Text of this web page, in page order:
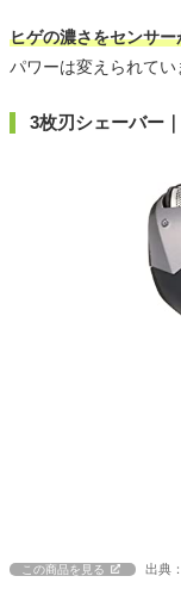
ヒゲの濃さをセンサ
パワーは変えられてい
3枚刃シェーバー
この商品を見る 出典